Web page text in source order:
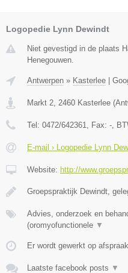
Logopedie Lynn Dewindt
Niet gevestigd in de plaats
Henegouwen.
Antwerpen » Kasterlee |
Markt 2 2460 Kasterlee (
Tel: 0472/642361 , Fax: - ,
E-mail › Logopedie Lynn
Website: http://
Groepspraktijk Dewindt,
Advies, onderzoek en
(oromyofunctionele ▼
Er wordt gewerkt op afspraak.
Laatste facebook posts ▼